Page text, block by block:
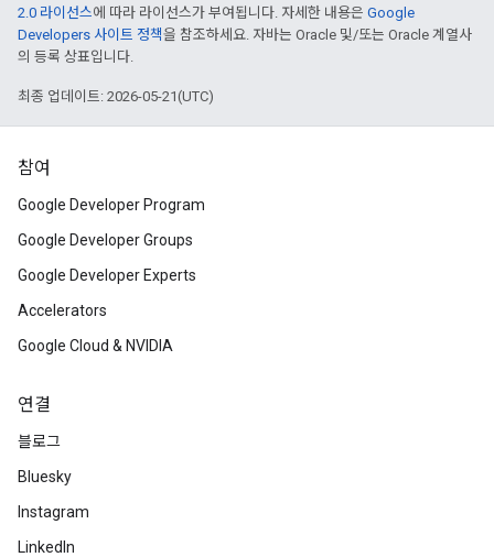
2.0 라이선스에 따라 라이선스가 부여됩니다. 자세한 내용은 Google
Developers 사이트 정책을 참조하세요. 자바는 Oracle 및/또는 Oracle 계열사
의 등록 상표입니다.
최종 업데이트: 2026-05-21(UTC)
참여
Google Developer Program
Google Developer Groups
Google Developer Experts
Accelerators
Google Cloud & NVIDIA
연결
블로그
Bluesky
Instagram
LinkedIn